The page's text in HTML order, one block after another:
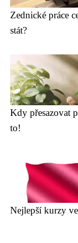
Zednické práce
stát?
Kdy přesazovat
to!
Nejlepší kurzy